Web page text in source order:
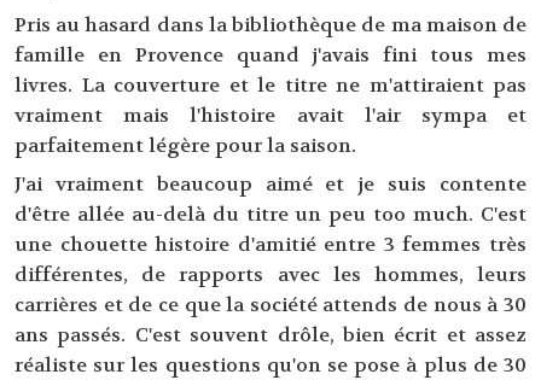
Pris au hasard dans la bibliothèque de ma maison de
famille en Provence quand j'avais fini tous mes
livres. La couverture et le titre ne m'attiraient pas
vraiment mais l'histoire avait l'air sympa et
parfaitement légère pour la saison.
J'ai vraiment beaucoup aimé et je suis contente
d'être allée au-delà du titre un peu too much. C'est
une chouette histoire d'amitié entre 3 femmes très
différentes, de rapports avec les hommes, leurs
carrières et de ce que la société attends de nous à 30
ans passés. C'est souvent drôle, bien écrit et assez
réaliste sur les questions qu'on se pose à plus de 30